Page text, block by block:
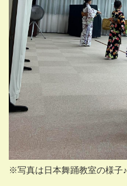
※写真は日本舞踊教室の様子♪